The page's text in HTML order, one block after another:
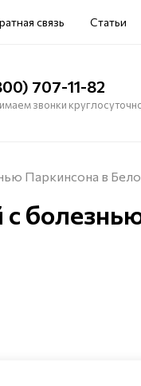
связь Статьи
707-11-82
звонки
Паркинсона в